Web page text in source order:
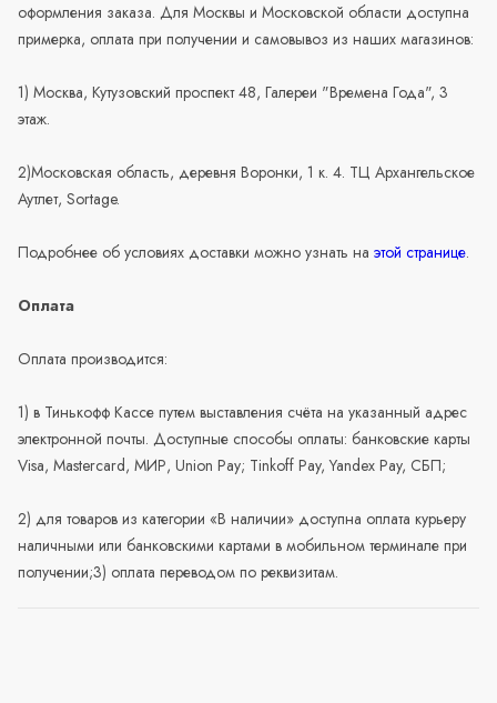
оформления заказа. Для Москвы и Московской области доступна
примерка, оплата при получении и самовывоз из наших магазинов:
1) Москва, Кутузовский проспект 48, Галереи "Времена Года", 3
этаж.
2)Московская область, деревня Воронки, 1 к. 4. ТЦ Архангельское
Аутлет, Sortage.
Подробнее об условиях доставки можно узнать на этой странице.
Оплата
Оплата производится:
1) в Тинькофф Кассе путем выставления счёта на указанный адрес
электронной почты. Доступные способы оплаты: банковские карты
Visa, Mastercard, МИР, Union Pay; Tinkoff Pay, Yandex Pay, СБП;
2) для товаров из категории «В наличии» доступна оплата курьеру
наличными или банковскими картами в мобильном терминале при
получении;3) оплата переводом по реквизитам.